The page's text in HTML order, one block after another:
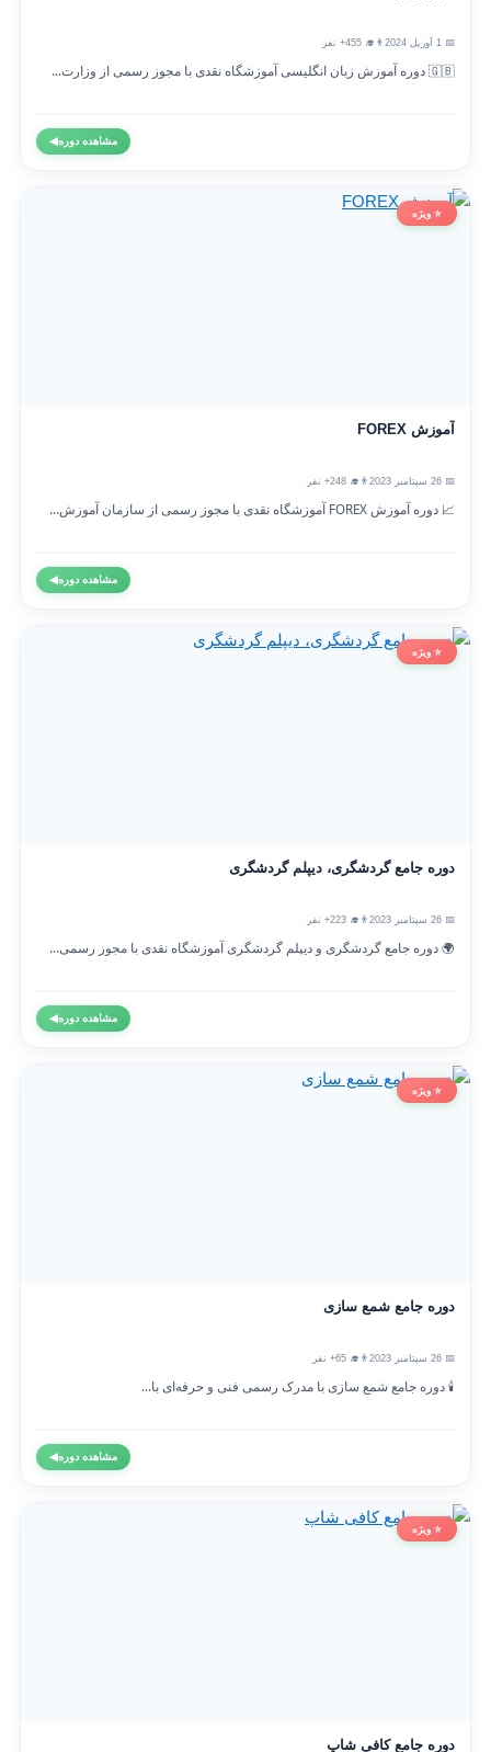
👨‍🎓 455+ نفر
🇬🇧 دوره آموزش زبان انگلیسی آموزشگاه نقدی با مجوز رسمی از وزارت...
مشاهده دوره◀
⭐ ویژه
آموزش FOREX
👨‍🎓 248+ نفر
📈 دوره آموزش FOREX آموزشگاه نقدی با مجوز رسمی از سازمان آموزش...
مشاهده دوره◀
⭐ ویژه
دوره جامع گردشگری، دیپلم گردشگری
👨‍🎓 223+ نفر
🌍 دوره جامع گردشگری و دیپلم گردشگری آموزشگاه نقدی با مجوز رسمی...
مشاهده دوره◀
⭐ ویژه
دوره جامع شمع سازی
👨‍🎓 65+ نفر
🕯️ دوره جامع شمع سازی با مدرک رسمی فنی و حرفه‌ای با...
مشاهده دوره◀
⭐ ویژه
دوره جامع کافی شاپ